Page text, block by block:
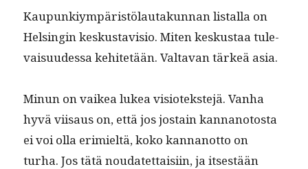
Kaupunkiym­päristölau­takun­nan listal­la on
Helsin­gin keskus­tavi­sio. Miten keskus­taa tule­
vaisu­udessa kehitetään. Val­ta­van tärkeä asia.
Min­un on vaikea lukea visiotek­ste­jä. Van­ha
hyvä viisaus on, että jos jostain kan­nan­oto­s­ta
ei voi olla erim­ieltä, koko kan­nan­ot­to on
turha. Jos tätä nou­datet­taisi­in, ja itses­tään